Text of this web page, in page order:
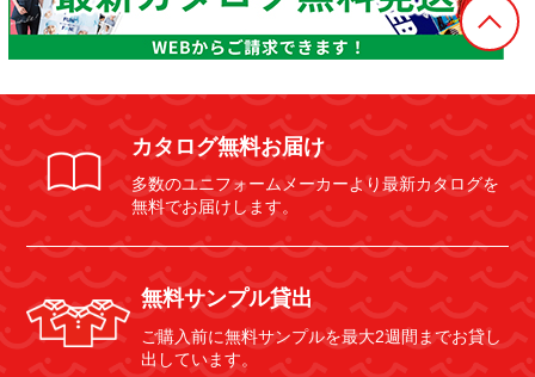
カタログ無料お届け
多数のユニフォームメーカーより最新カタログを
無料でお届けします。
無料サンプル貸出
ご購入前に無料サンプルを最大2週間までお貸し
出しています。